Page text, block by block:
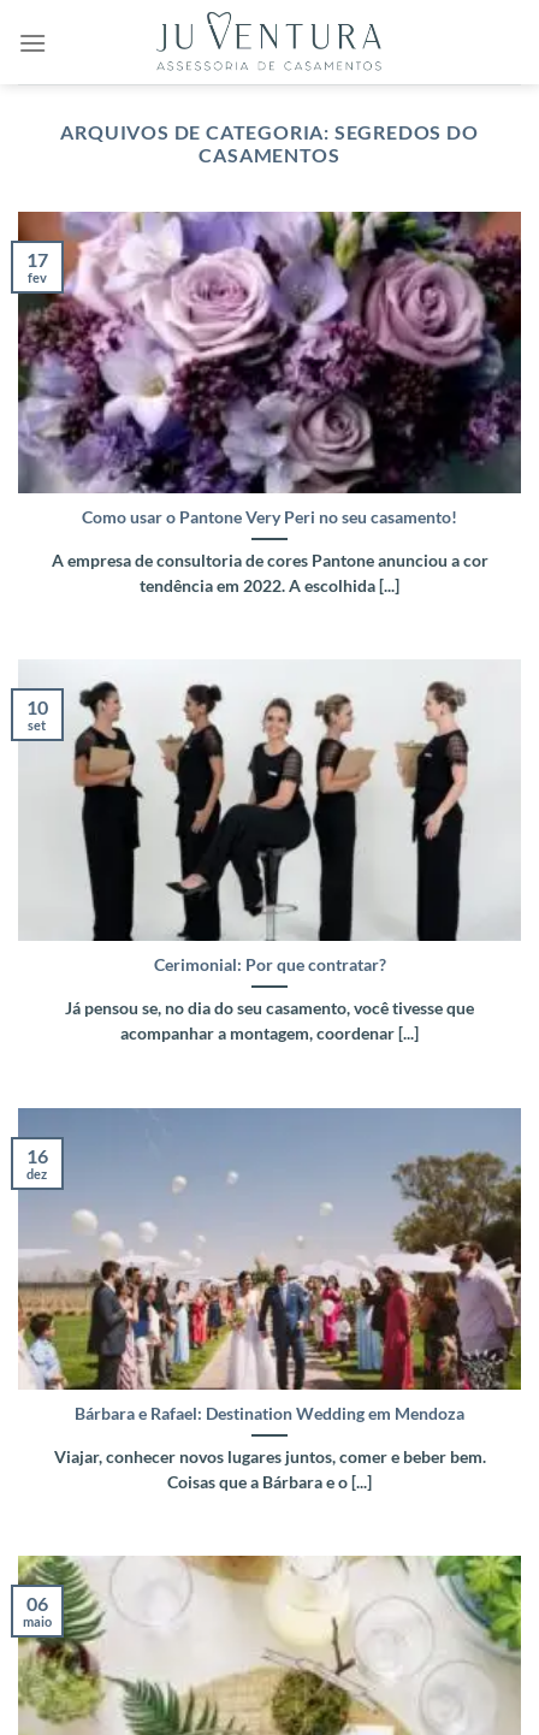
ARQUIVOS DE CATEGORIA: SEGREDOS DO
CASAMENTOS
Como usar o Pantone Very Peri no seu casamento!
A empresa de consultoria de cores Pantone anunciou a cor
tendência em 2022. A escolhida [...]
17
fev
Cerimonial: Por que contratar?
Já pensou se, no dia do seu casamento, você tivesse que
acompanhar a montagem, coordenar [...]
10
set
Bárbara e Rafael: Destination Wedding em Mendoza
Viajar, conhecer novos lugares juntos, comer e beber bem.
Coisas que a Bárbara e o [...]
16
dez
06
maio